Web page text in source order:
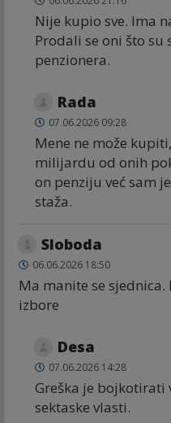
Nije kupio sve. Ima
Prodali se oni što su
penzionera.
Rada
07.06.2026 09:28
Mene ne može
milijardu od onih
on penziju već sam
staža.
Sloboda
06.06.2026 18:50
Ma manite se
izbore
Desa
07.06.2026 14:28
Greška je bojkotirati
sektaske vlasti.